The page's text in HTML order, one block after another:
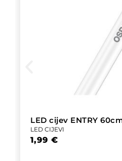
LED cijev ENTRY
LED CIJEVI
1,99 €